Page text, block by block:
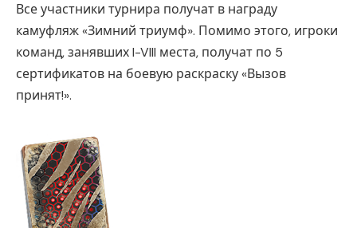
Все участники турнира получат в награду
камуфляж «Зимний триумф». Помимо этого, игроки
команд, занявших I-VIII места, получат по 5
сертификатов на боевую раскраску «Вызов
принят!».